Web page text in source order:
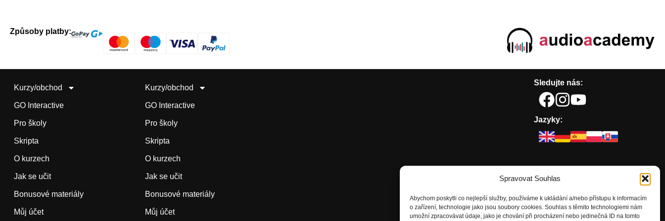
Spravovat Souhlas
Abychom poskytli co nejlepší služby, používáme k ukládání a/nebo přístupu k informacím
o zařízení, technologie jako jsou soubory cookies. Souhlas s těmito technologiemi nám
umožní zpracovávat údaje, jako je chování při procházení nebo jedinečná ID na tomto
Způsoby platby:
Kurzy/obchod
GO Interactive
Pro školy
Skripta
O kurzech
Jak se učit
Bonusové materiály
Můj účet
Kurzy/obchod
GO Interactive
Pro školy
Skripta
O kurzech
Jak se učit
Bonusové materiály
Můj účet
Sledujte nás:
Jazyky: